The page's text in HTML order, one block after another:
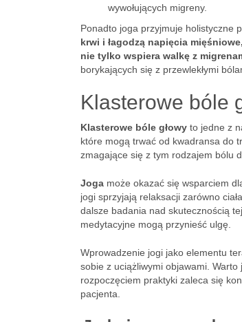
wywołujących migreny.
Ponadto joga przyjmuje holistyczne
krwi i łagodzą napięcia
nie tylko wspiera walkę z
borykających się z przewlekłymi
Klasterowe bóle
Klasterowe bóle głowy to jedne z
które mogą trwać od kwadransa do
zmagające się z tym rodzajem bólu
Joga może okazać się wsparciem
jogi sprzyjają relaksacji zarówno
dalsze badania nad skutecznością
medytacyjne mogą przynieść ulgę.
Wprowadzenie jogi jako elementu
sobie z uciążliwymi objawami.
rozpoczęciem praktyki zaleca się
pacjenta.